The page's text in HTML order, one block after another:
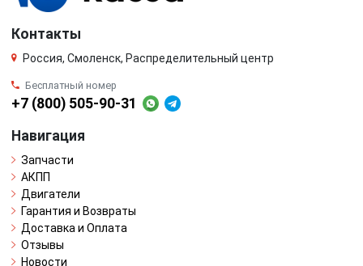
Контакты
Россия, Смоленск, Распределительный центр
Бесплатный номер
+7 (800) 505-90-31
Навигация
Запчасти
АКПП
Двигатели
Гарантия и Возвраты
Доставка и Оплата
Отзывы
Новости